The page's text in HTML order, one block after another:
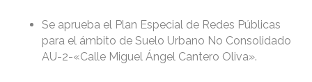
Se aprueba el Plan Especial de Redes Públicas
para el ámbito de Suelo Urbano No Consolidado
AU-2-«Calle Miguel Ángel Cantero Oliva».